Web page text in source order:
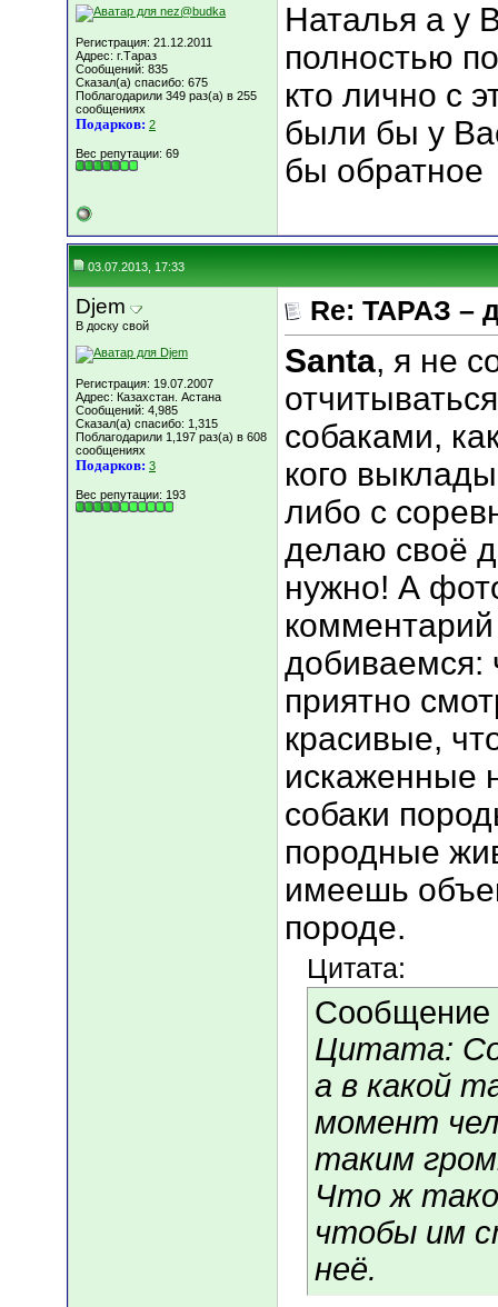
Регистрация: 21.12.2011
Адрес: г.Тараз
Сообщений: 835
Сказал(а) спасибо: 675
Поблагодарили 349 раз(а) в 255
сообщениях
Подарков: 2
Вес репутации: 69
Наталья а у
полностью
кто лично с
были бы у
бы обратное
03.07.2013, 17:33
Djem
В доску свой
Регистрация: 19.07.2007
Адрес: Казахстан. Астана
Сообщений: 4,985
Сказал(а) спасибо: 1,315
Поблагодарили 1,197 раз(а) в 608
сообщениях
Подарков: 3
Вес репутации: 193
Re: ТАРАЗ –
Santa, я не
собаками,
кого
либо с
делаю своё
нужно! А
добиваемся:
приятно
красивые,
искаженные
собаки
породные
имеешь
породе.
Цитата:
Сообщение
Цитата:
а в какой
момент
таким
Что ж
чтобы им
неё.